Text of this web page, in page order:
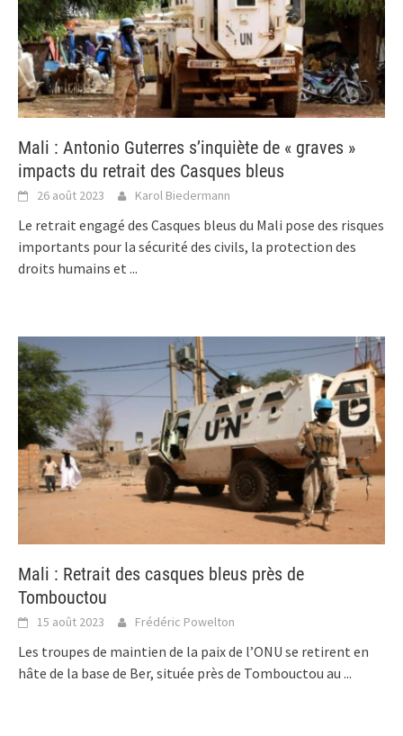
Mali : Antonio Guterres s’inquiète de « graves »
impacts du retrait des Casques bleus
26 août 2023 Karol Biedermann
Le retrait engagé des Casques bleus du Mali pose des risques
importants pour la sécurité des civils, la protection des
droits humains et ...
Mali : Retrait des casques bleus près de
Tombouctou
15 août 2023 Frédéric Powelton
Les troupes de maintien de la paix de l’ONU se retirent en
hâte de la base de Ber, située près de Tombouctou au ...